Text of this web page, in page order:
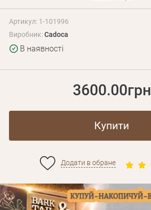
Артикул: 1-101996
Виробник:Cadoca
В наявності
3600.00грн
Купити
Додати в обране